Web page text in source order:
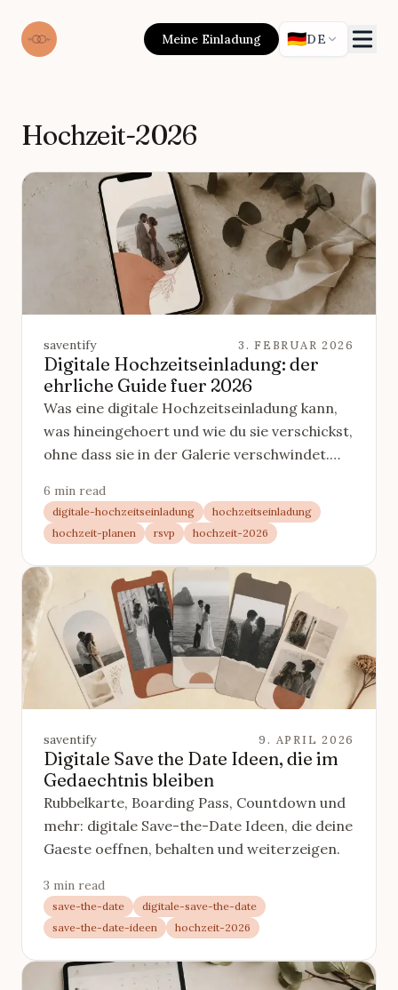
Meine Einladung 🇩🇪DE
Hochzeit-2026
saventify 3. FEBRUAR 2026
Digitale Hochzeitseinladung: der
ehrliche Guide fuer 2026
Was eine digitale Hochzeitseinladung kann,
was hineingehoert und wie du sie verschickst,
ohne dass sie in der Galerie verschwindet.
Timing und Beispielen.
6 min read
digitale-hochzeitseinladung
hochzeitseinladung
hochzeit-planen
rsvp hochzeit-2026
saventify 9. APRIL 2026
Digitale Save the Date Ideen, die im
Gedaechtnis bleiben
Rubbelkarte, Boarding Pass, Countdown und
mehr: digitale Save-the-Date Ideen, die deine
Gaeste oeffnen, behalten und weiterzeigen.
3 min read
save-the-date
digitale-save-the-date
save-the-date-ideen
hochzeit-2026